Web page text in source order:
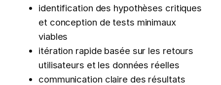
identification des hypothèses critiques
et conception de tests minimaux
viables
itération rapide basée sur les retours
utilisateurs et les données réelles
communication claire des résultats